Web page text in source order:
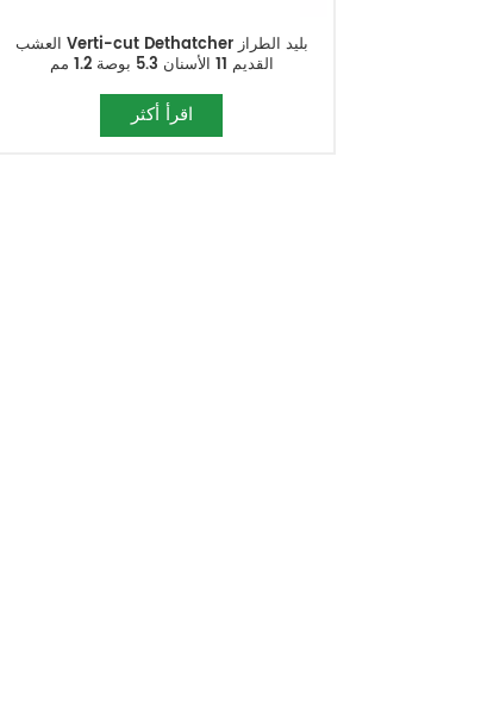
العشب Verti-cut Dethatcher بليد الطراز
القديم 11 الأسنان 5.3 بوصة 1.2 مم
اقرأ أكثر